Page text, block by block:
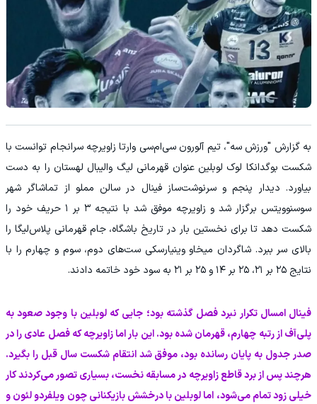
به گزارش "ورزش سه"، تیم آلورون سی‌ام‌سی وارتا زاویرچه سرانجام توانست با
شکست بوگدانکا لوک لوبلین عنوان قهرمانی لیگ والیبال لهستان را به دست
بیاورد. دیدار پنجم و سرنوشت‌ساز فینال در سالن مملو از تماشاگر شهر
سوسنوویتس برگزار شد و زاویرچه موفق شد با نتیجه ۳ بر ۱ حریف خود را
شکست دهد تا برای نخستین بار در تاریخ باشگاه، جام قهرمانی پلاس‌لیگا را
بالای سر ببرد. شاگردان میخاو وینیارسکی ست‌های دوم، سوم و چهارم را با
نتایج ۲۵ بر ۲۱، ۲۵ بر ۱۴ و ۲۵ بر ۲۱ به سود خود خاتمه دادند.
فینال امسال تکرار نبرد فصل گذشته بود؛ جایی که لوبلین با وجود صعود به
پلی‌آف از رتبه چهارم، قهرمان شده بود. این بار اما زاویرچه که فصل عادی را در
صدر جدول به پایان رسانده بود، موفق شد انتقام شکست سال قبل را بگیرد.
هرچند پس از برد قاطع زاویرچه در مسابقه نخست، بسیاری تصور می‌کردند کار
خیلی زود تمام می‌شود، اما لوبلین با درخشش بازیکنانی چون ویلفردو لئون و